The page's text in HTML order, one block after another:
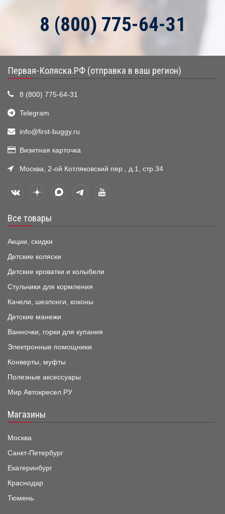
8 (800) 775-64-31
Первая-Коляска.РФ (отправка в ваш регион)
8 (800) 775-64-31
Telegram
info@first-buggy.ru
Визитная карточка
Москва, 2-ой Котляковский пер., д.1, стр.34
Все товары
Акции, скидки
Детские коляски
Детские кроватки и колыбели
Стульчики для кормления
Качели, шезлонги, коконы
Детские манежи
Ванночки, горки для купания
Электронные помощники
Конверты, муфты
Полезные аксессуары
Мир Автокресел.РУ
Магазины
Москва
Санкт-Петербург
Екатеринбург
Краснодар
Тюмень